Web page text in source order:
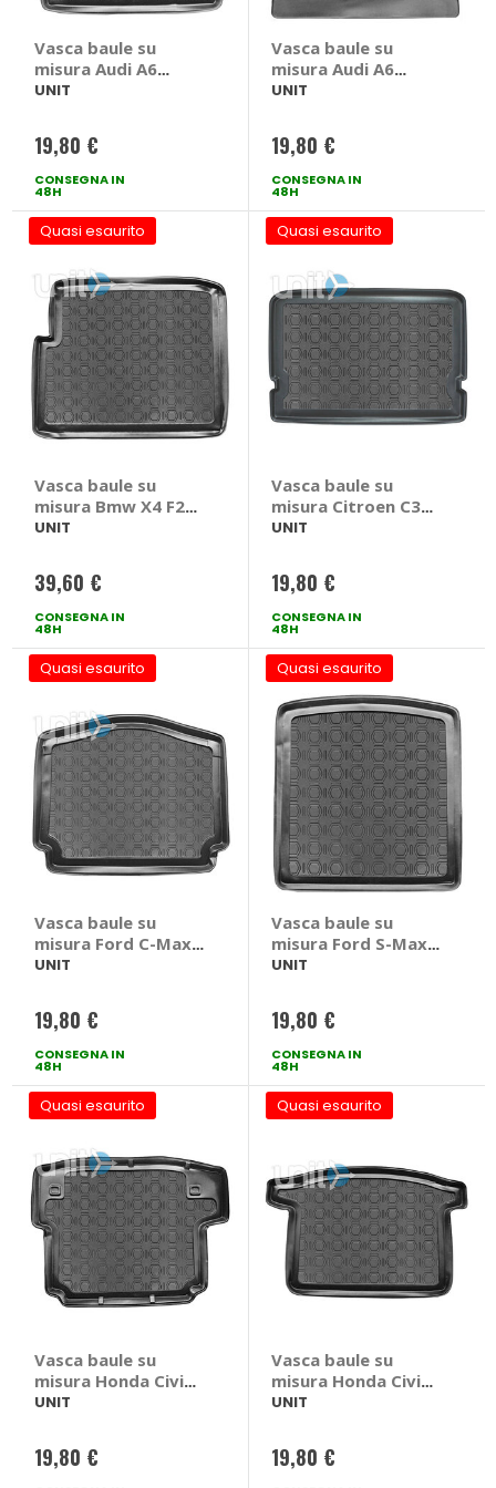
Vasca baule su
misura Audi A6
AVANT 2005> - UNIT
UNIT
19,80 €
CONSEGNA IN
48H
Vasca baule su
misura Audi A6
BERLINA 2004> -
UNIT
19,80 €
CONSEGNA IN
48H
Quasi esaurito
Vasca baule su
misura Bmw X4 F26
2014>2017 - UNIT
UNIT
39,60 €
CONSEGNA IN
48H
Quasi esaurito
Vasca baule su
misura Citroen C3
Aircross 2017> -
UNIT
19,80 €
CONSEGNA IN
48H
Quasi esaurito
Vasca baule su
misura Ford C-Max
2003>2007 - UNIT
UNIT
19,80 €
CONSEGNA IN
48H
Quasi esaurito
Vasca baule su
misura Ford S-Max
2015> - UNIT Ford
UNIT
19,80 €
CONSEGNA IN
48H
Quasi esaurito
Vasca baule su
misura Honda Civic
STATION WAGON
WAGON 2014 >
UNIT
19,80 €
Quasi esaurito
Vasca baule su
misura Honda Civic
2012>2016 - UNIT
UNIT
19,80 €